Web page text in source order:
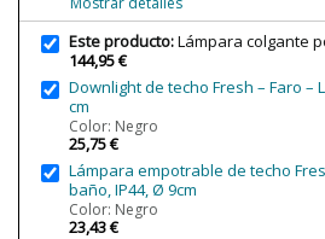
Clase
Clase I
Regulación
No
Certificados
CE
Tipo de Lámpara
Este producto:Lámpara colgante
144,95 €
Downlight de techo Fresh – Faro –
cm
Color: Negro
25,75 €
Lámpara empotrable de techo
baño, IP44, Ø 9cm
Color: Negro
23,43 €